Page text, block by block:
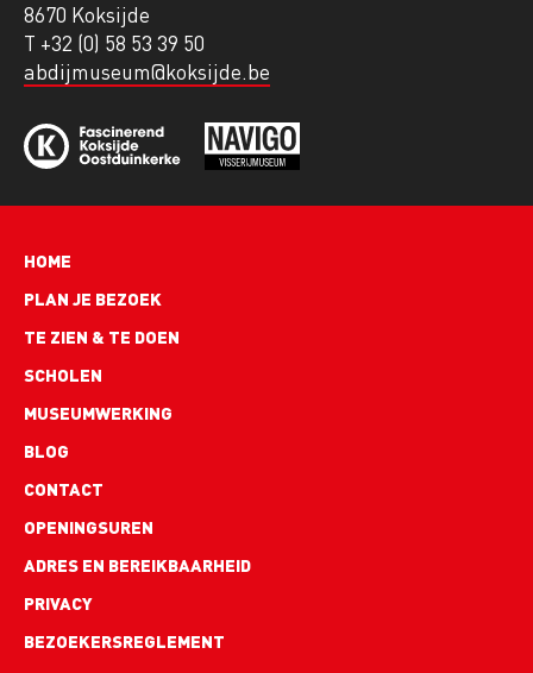
8670 Koksijde
T +32 (0) 58 53 39 50
abdijmuseum@koksijde.be
Hoofdnavigatie
HOME
PLAN JE BEZOEK
TE ZIEN & TE DOEN
SCHOLEN
MUSEUMWERKING
BLOG
Footer
links
CONTACT
OPENINGSUREN
ADRES EN BEREIKBAARHEID
PRIVACY
BEZOEKERSREGLEMENT